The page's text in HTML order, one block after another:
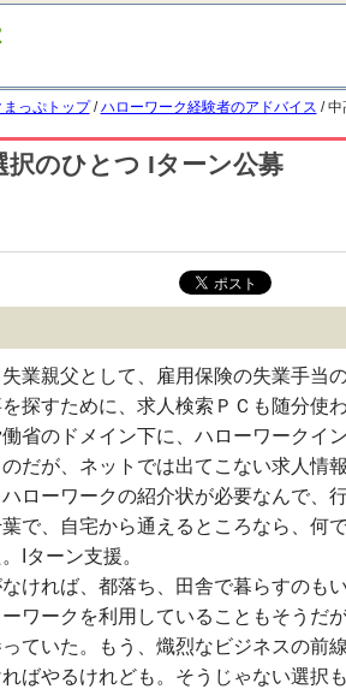
っぷトップ/ハローワーク経験者のアドバイス / 中
択のひとつ Iターン公募
業親父として、雇用保険の失業手当
探すために、求人検索ＰＣも随分使
省のドメイン下に、ハローワークイ
だが、ネットでは出てこない求人情
ローワークの紹介状が必要なんで、
で、自宅から通えるところなら、何
Iターン支援。
ければ、都落ち、田舎で暮らすのもい
ワークを利用していることもそうだ
ていた。もう、熾烈なビジネスの前
ばやるけれども。そうじゃない選択